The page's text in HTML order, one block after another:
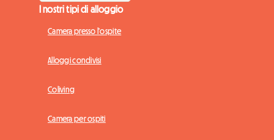
I nostri tipi di alloggio
Camera presso l'ospite
Alloggi condivisi
Coliving
Camera per ospiti